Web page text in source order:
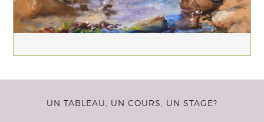
UN TABLEAU, UN COURS, UN STAGE?